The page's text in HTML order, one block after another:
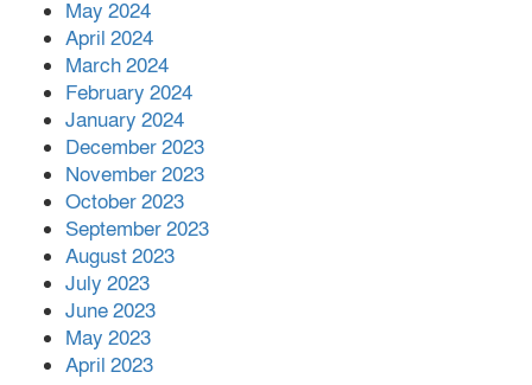
May 2024
April 2024
March 2024
February 2024
January 2024
December 2023
November 2023
October 2023
September 2023
August 2023
July 2023
June 2023
May 2023
April 2023